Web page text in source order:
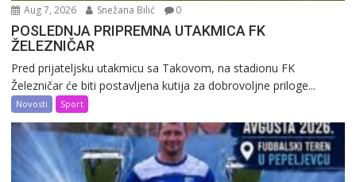
Aug 7, 2026 Snežana Bilić 0
POSLEDNJA PRIPREMNA UTAKMICA FK
ŽELEZNIČAR
Pred prijateljsku utakmicu sa Takovom, na stadionu FK
Železničar će biti postavljena kutija za dobrovoljne priloge...
Novosti Sport